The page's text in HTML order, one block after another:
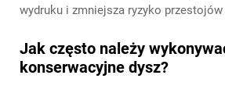
wydruku i zmniejsza ryzyko przestojów
Jak często należy
konserwacyjne dysz?